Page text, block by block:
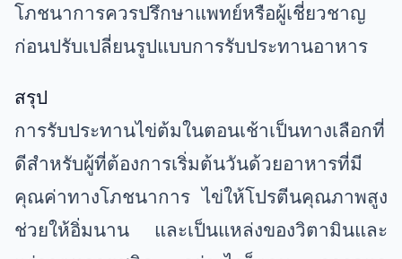
โภชนาการควรปรึกษาแพทย์หรือผู้เชี่ยวชาญ
ก่อนปรับเปลี่ยนรูปแบบการรับประทานอาหาร
สรุป
การรับประทานไข่ต้มในตอนเช้าเป็นทางเลือกที่
ดีสำหรับผู้ที่ต้องการเริ่มต้นวันด้วยอาหารที่มี
คุณค่าทางโภชนาการ ไข่ให้โปรตีนคุณภาพสูง
ช่วยให้อิ่มนาน และเป็นแหล่งของวิตามินและ